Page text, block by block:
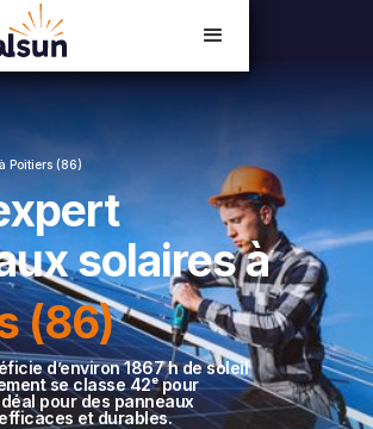
Poitiers (86)
solaires à
(86)
d’environ 1867 h de soleil
se classe 42ᵉ pour
pour des panneaux
et durables.